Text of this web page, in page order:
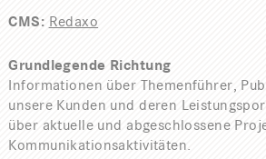
CMS: Redaxo
Grundlegende Richtung
Informationen über Themenführer,
unsere Kunden und deren
über aktuelle und abgeschlossene
Kommunikationsaktivitäten.